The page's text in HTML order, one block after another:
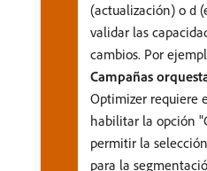
(actualización) o d
validar las
cambios. Por
Campañas
Optimizer requiere
habilitar la opción
permitir la
para la